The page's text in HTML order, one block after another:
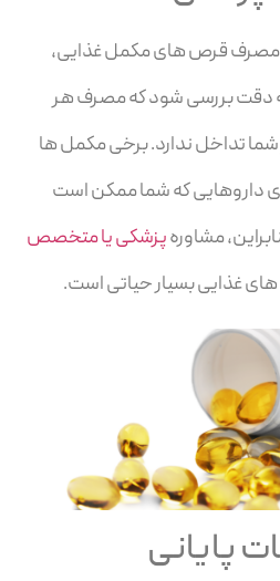
مصرف قرص های مکمل غذایی،
دقت بررسی شود که مصرف هر
شما تداخل ندارد. برخی مکمل ها
داروهایی که شما ممکن است
مشاورهپزشکی یا متخصص
غذایی بسیار حیاتی است.
پایانی